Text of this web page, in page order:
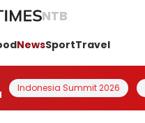
NTB
NewsSportTravel
Indonesia Summit 2026